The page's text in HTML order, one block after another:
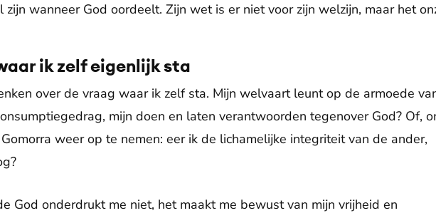
wanneer God oordeelt. Zijn wet is er niet voor zijn welzijn, maar het
ik zelf eigenlijk sta
over de vraag waar ik zelf sta. Mijn welvaart leunt op de armoede
mijn doen en laten verantwoorden tegenover God? Of,
weer op te nemen: eer ik de lichamelijke integriteit van de ander,
God onderdrukt me niet, het maakt me bewust van mijn vrijheid en